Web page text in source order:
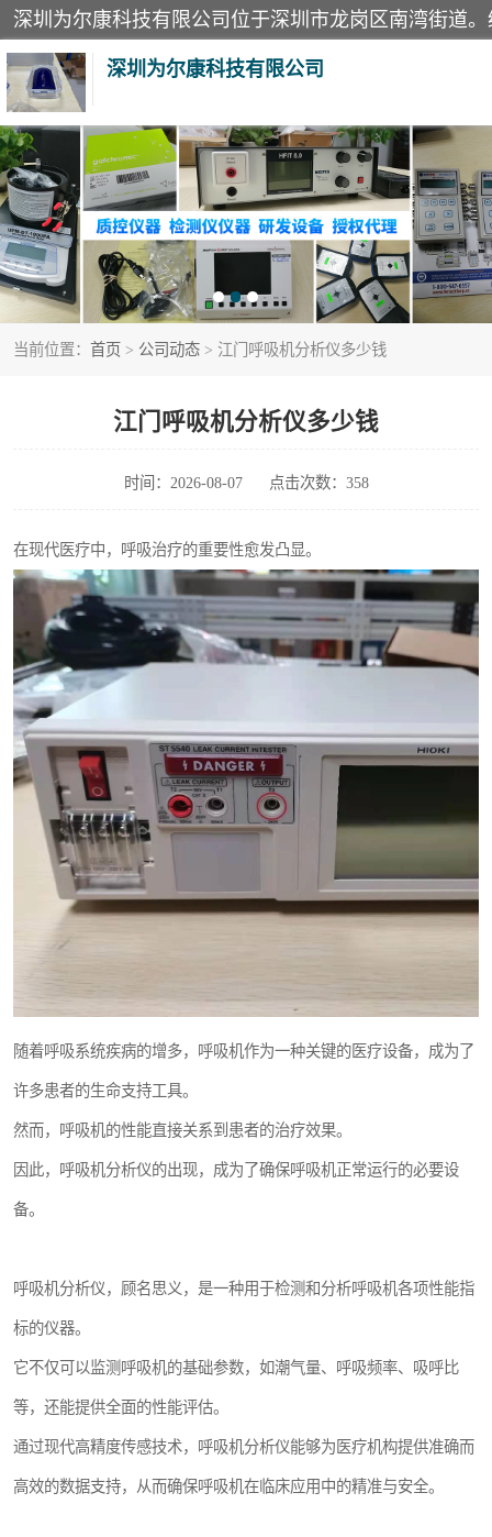
深圳为尔康科技有限公司
当前位置： 首页 > 公司动态 > 江门呼吸机分析仪多少钱
江门呼吸机分析仪多少钱
时间：2026-08-07 点击次数：358
在现代医疗中，呼吸治疗的重要性愈发凸显。
随着呼吸系统疾病的增多，呼吸机作为一种关键的医疗设备，成为了
许多患者的生命支持工具。
然而，呼吸机的性能直接关系到患者的治疗效果。
因此，呼吸机分析仪的出现，成为了确保呼吸机正常运行的必要设
备。
呼吸机分析仪，顾名思义，是一种用于检测和分析呼吸机各项性能指
标的仪器。
它不仅可以监测呼吸机的基础参数，如潮气量、呼吸频率、吸呼比
等，还能提供全面的性能评估。
通过现代高精度传感技术，呼吸机分析仪能够为医疗机构提供准确而
高效的数据支持，从而确保呼吸机在临床应用中的精准与安全。
教学模型
模拟器
测试卡
X射线检测仪